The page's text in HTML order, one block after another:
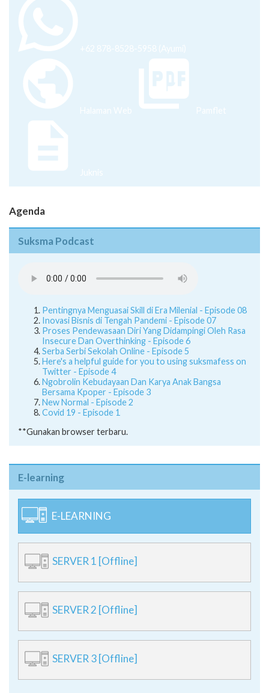
+62 878-8528-5958 (Ayumi)
Halaman Web Pamflet
Juknis
Agenda
Suksma Podcast
Pentingnya Menguasai Skill di Era Milenial - Episode 08
Inovasi Bisnis di Tengah Pandemi - Episode 07
Proses Pendewasaan Diri Yang Didampingi Oleh Rasa
Insecure Dan Overthinking - Episode 6
Serba Serbi Sekolah Online - Episode 5
Here's a helpful guide for you to using suksmafess on
Twitter - Episode 4
Ngobrolin Kebudayaan Dan Karya Anak Bangsa
Bersama Kpoper - Episode 3
New Normal - Episode 2
Covid 19 - Episode 1
**Gunakan browser terbaru.
E-learning
E-LEARNING
SERVER 1 [Offline]
SERVER 2 [Offline]
SERVER 3 [Offline]